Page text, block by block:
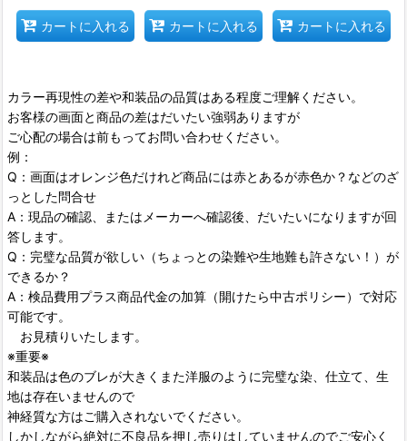
カートに入れる カートに入れる カートに入れる
カラー再現性の差や和装品の品質はある程度ご理解ください。
お客様の画面と商品の差はだいたい強弱ありますが
ご心配の場合は前もってお問い合わせください。
例：
Q：画面はオレンジ色だけれど商品には赤とあるが赤色か？などのざ
っとした問合せ
A：現品の確認、またはメーカーへ確認後、だいたいになりますが回
答します。
Q：完璧な品質が欲しい（ちょっとの染難や生地難も許さない！）が
できるか？
A：検品費用プラス商品代金の加算（開けたら中古ポリシー）で対応
可能です。
お見積りいたします。
※重要※
和装品は色のブレが大きくまた洋服のように完璧な染、仕立て、生
地は存在いませんので
神経質な方はご購入されないでください。
しかしながら絶対に不良品を押し売りはしていませんのでご安心く